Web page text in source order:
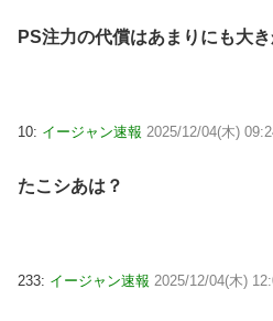
PS注力の代償はあまりにも大
10: イージャン速報 2025/12/04(木)
たこシあは？
233: イージャン速報 2025/12/04(木)